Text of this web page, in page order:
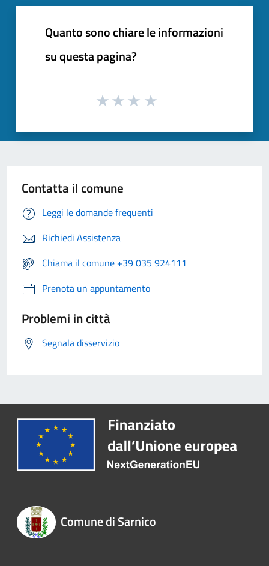
Quanto sono chiare le informazioni
su questa pagina?
Contatta il comune
Leggi le domande frequenti
Richiedi Assistenza
Chiama il comune +39 035 924111
Prenota un appuntamento
Problemi in città
Segnala disservizio
Comune di Sarnico